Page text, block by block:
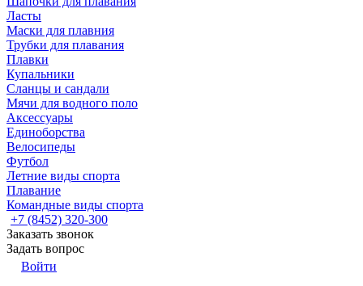
Ласты
Маски для плавния
Трубки для плавания
Плавки
Купальники
Сланцы и сандали
Мячи для водного поло
Аксессуары
Единоборства
Велосипеды
Футбол
Летние виды спорта
Плавание
Командные виды спорта
+7 (8452) 320-300
Заказать звонок
Задать вопрос
Войти